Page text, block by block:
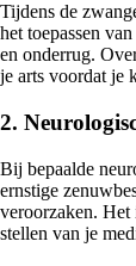
Tijdens de
het toepassen
en onderrug.
je arts voordat je
2.
Bij bepaalde
ernstige
veroorzaken. Het
stellen van je